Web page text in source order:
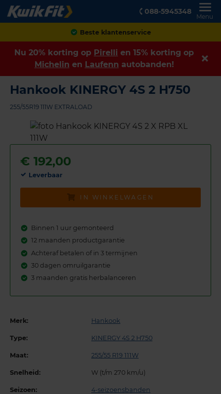
088-5945348
Menu
Achteraf betalen
Nu 20% korting op Pirelli en 15% korting op
Michelin en Laufenn autobanden!
Hankook KINERGY 4S 2 H750
255/55R19 111W EXTRALOAD
€ 192,00
Leverbaar
IN WINKELWAGEN
Binnen 1 uur gemonteerd
12 maanden productgarantie
Achteraf betalen of in 3 termijnen
30 dagen omruilgarantie
3 maanden gratis herbalanceren
Merk: Hankook
Type: KINERGY 4S 2 H750
Maat: 255/55 R19 111W
Snelheid: W (t/m 270 km/u)
Seizoen: 4-seizoensbanden